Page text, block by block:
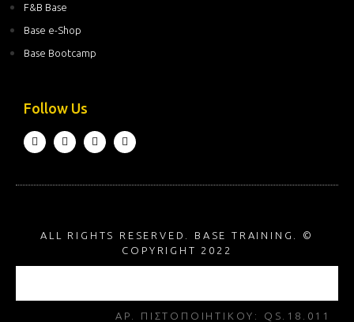
F&B Base
Base e-Shop
Base Bootcamp
Follow Us
ALL RIGHTS RESERVED. BASE TRAINING. ©
COPYRIGHT 2022
ΑΡ. ΠΙΣΤΟΠΟΙΗΤΙΚΟΥ: QS.18.011